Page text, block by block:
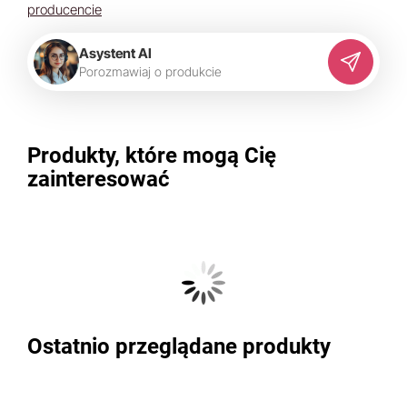
producencie
Asystent AI
Porozmawiaj o produkcie
Produkty, które mogą Cię
zainteresować
Ostatnio przeglądane produkty